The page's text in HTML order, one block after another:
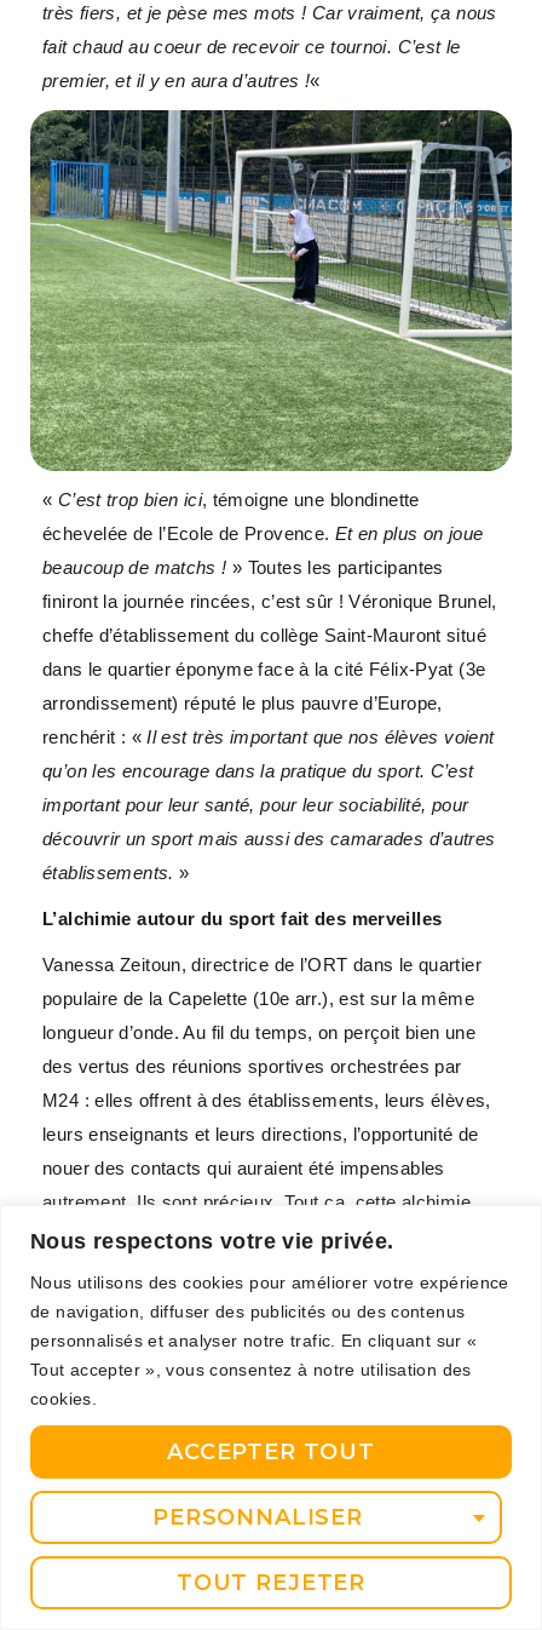
Nous respectons votre vie privée.
Nous utilisons des cookies pour améliorer votre expérience
de navigation, diffuser des publicités ou des contenus
personnalisés et analyser notre trafic. En cliquant sur «
Tout accepter », vous consentez à notre utilisation des
cookies.
PERSONNALISER
TOUT REJETER
ACCEPTER TOUT
très fiers, et je pèse mes mots ! Car vraiment, ça nous
fait chaud au coeur de recevoir ce tournoi. C’est le
premier, et il y en aura d’autres !«
« C’est trop bien ici, témoigne une blondinette
échevelée de l’Ecole de Provence. Et en plus on joue
beaucoup de matchs ! » Toutes les participantes
finiront la journée rincées, c’est sûr ! Véronique Brunel,
cheffe d’établissement du collège Saint-Mauront situé
dans le quartier éponyme face à la cité Félix-Pyat (3e
arrondissement) réputé le plus pauvre d’Europe,
renchérit : «Il est très important que nos élèves voient
qu’on les encourage dans la pratique du sport. C’est
important pour leur santé, pour leur sociabilité, pour
découvrir un sport mais aussi des camarades d’autres
établissements. »
L’alchimie autour du sport fait des merveilles
Vanessa Zeitoun, directrice de l’ORT dans le quartier
populaire de la Capelette (10e arr.), est sur la même
longueur d’onde. Au fil du temps, on perçoit bien une
des vertus des réunions sportives orchestrées par
M24 : elles offrent à des établissements, leurs élèves,
leurs enseignants et leurs directions, l’opportunité de
nouer des contacts qui auraient été impensables
autrement. Ils sont précieux. Tout ça, cette alchimie
constructive autour du ballon et plus globalement du
Marseille bébé !
Partenaire historique de M24, le doyen de la Faculté
des sciences du sport (Aix-Marseille Université) a, lui
C’est assez remarquable de trouver au même
endroit des centaines de jeunes filles qui sont
d »horizons différents, de culture différentes
s’enthousiasme le professeur Christophe Bourdin.Ce
sont toutes ces valeurs du sport que nous essayons